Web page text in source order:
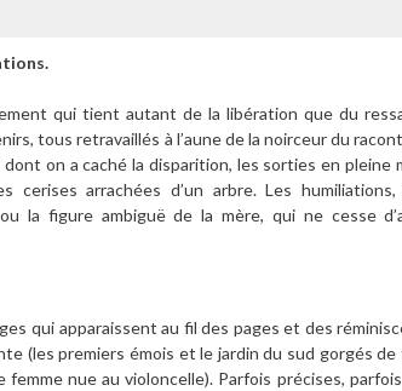
qui tient autant de la libération que du
tous retravaillés à l’aune de la noirceur du
on a caché la disparition, les sorties en pleine
arrachées d’un arbre. Les humiliations,
la figure ambiguë de la mère, qui ne cesse
qui apparaissent au fil des pages et des
(les premiers émois et le jardin du sud gorgés
nue au violoncelle). Parfois précises,